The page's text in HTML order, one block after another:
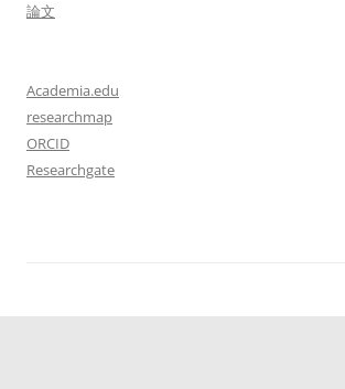
論文
Academia.edu
researchmap
ORCID
Researchgate